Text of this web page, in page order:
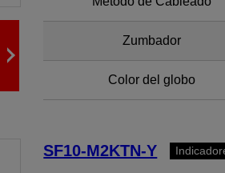
Zumbador
Color del globo
SF10-M2KTN-Y